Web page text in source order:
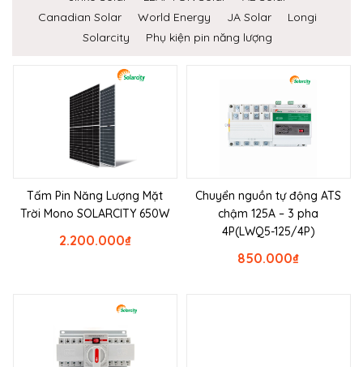
Canadian Solar
World Energy JA Solar
Longi
Solarcity
Phụ kiện pin năng lượng
Tấm Pin Năng Lượng Mặt
Trời Mono SOLARCITY 650W
₫
2.200.000
Chuyển nguồn tự động ATS
chậm 125A – 3 pha
4P(LWQ5-125/4P)
₫
850.000